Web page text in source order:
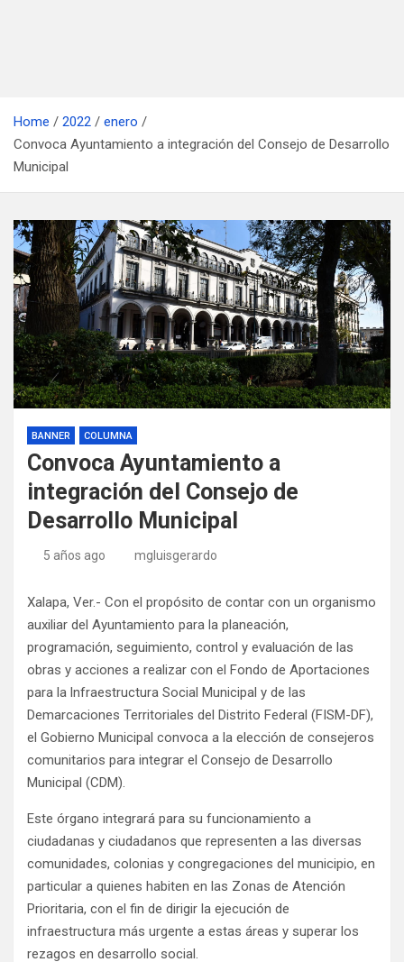
Home 2022
enero
Convoca Ayuntamiento a integración del Consejo de Desarrollo
Municipal
BANNER COLUMNA
Convoca Ayuntamiento a
integración del Consejo de
Desarrollo Municipal
5 años ago mgluisgerardo
Xalapa, Ver.- Con el propósito de contar con un organismo
auxiliar del Ayuntamiento para la planeación,
programación, seguimiento, control y evaluación de las
obras y acciones a realizar con el Fondo de Aportaciones
para la lnfraestructura Social Municipal y de las
Demarcaciones Territoriales del Distrito Federal (FISM-DF),
el Gobierno Municipal convoca a la elección de consejeros
comunitarios para integrar el Consejo de Desarrollo
Municipal (CDM).
Este órgano integrará para su funcionamiento a
ciudadanas y ciudadanos que representen a las diversas
comunidades, colonias y congregaciones del municipio, en
particular a quienes habiten en las Zonas de Atención
Prioritaria, con el fin de dirigir la ejecución de
infraestructura más urgente a estas áreas y superar los
rezagos en desarrollo social.